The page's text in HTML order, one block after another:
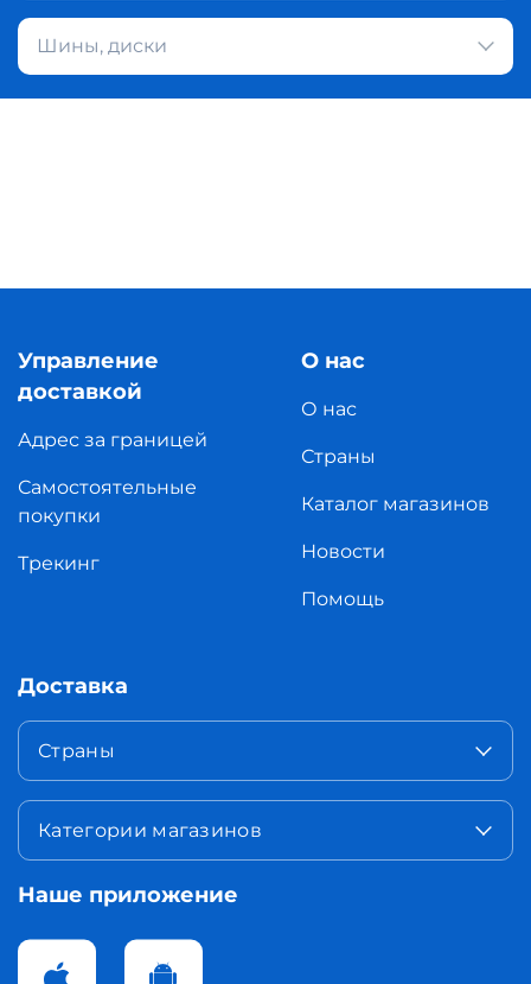
Шины, диски
Управление
доставкой
Адрес за границей
Самостоятельные
покупки
Трекинг
О нас
О нас
Страны
Каталог магазинов
Новости
Помощь
Доставка
Страны
Категории магазинов
Наше приложение